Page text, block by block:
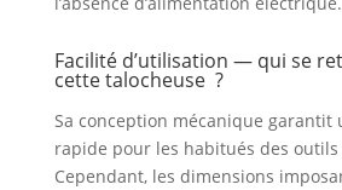
guidon
travail
Facilité d’utilisation — qui se
cette talocheuse ?
Sa conception mécanique garantit
rapide pour les habitués des
Cependant, les dimensions